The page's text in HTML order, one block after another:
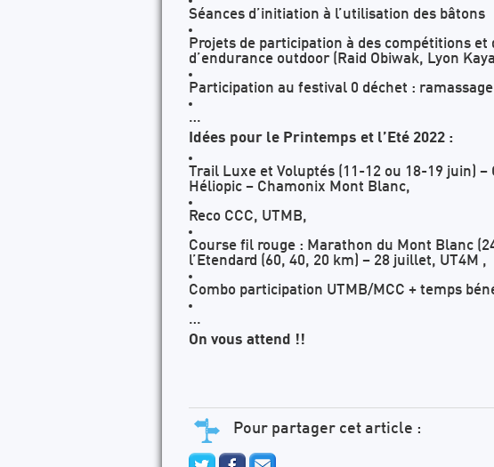
Séances d’initiation à l’utilisation des bâtons
Projets de participation à des compétitions et
d’endurance outdoor (Raid Obiwak, Lyon
Participation au festival 0 déchet :
…
Idées pour le Printemps et l’Eté 2022 :
Trail Luxe et Voluptés (11-12 ou 18-19 juin) –
Héliopic – Chamonix Mont Blanc,
Reco CCC, UTMB,
Course fil rouge : Marathon du Mont Blanc
l’Etendard (60, 40, 20 km) – 28 juillet, UT4M ,
Combo participation UTMB/MCC + temps
…
On vous attend !!
Pour partager cet article :